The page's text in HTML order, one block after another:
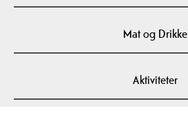
Mat og Drikke
Aktiviteter